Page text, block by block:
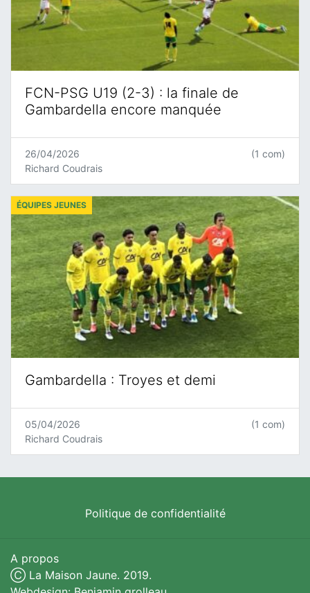
FCN-PSG U19 (2-3) : la finale de
Gambardella encore manquée
26/04/2026
Richard Coudrais
(1 com)
Gambardella : Troyes et demi
ÉQUIPES JEUNES
05/04/2026
Richard Coudrais
(1 com)
Politique de confidentialité
A propos
Ⓒ La Maison Jaune. 2019.